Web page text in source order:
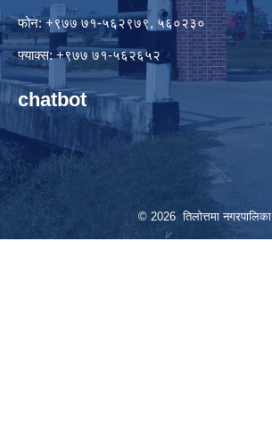
फोन: +९७७ ७१-५६२९७९, ५६०२३०
फ्याक्स: +९७७ ७१-५६२६५२
chatbot
© 2026 तिलोत्तमा नगरपालिका